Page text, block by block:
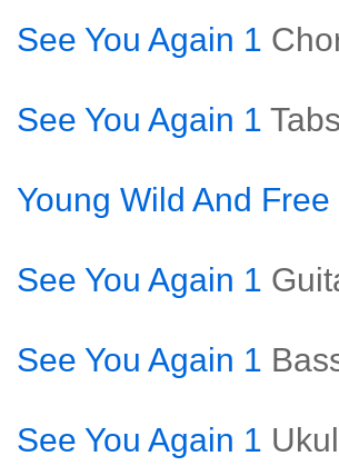
See You Again 1
See You Again 1 Tabs
Young Wild And Free
See You Again 1
See You Again 1
See You Again 1